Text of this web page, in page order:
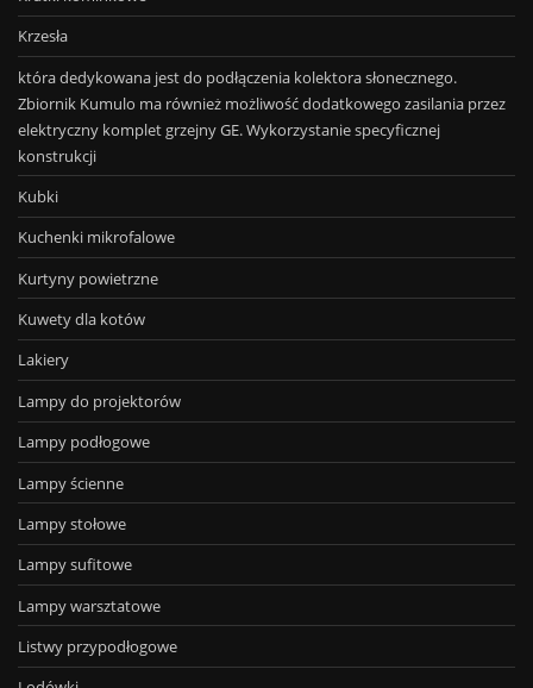
Krzesła
która dedykowana jest do podłączenia kolektora słonecznego.
Zbiornik Kumulo ma również możliwość dodatkowego zasilania przez
elektryczny komplet grzejny GE. Wykorzystanie specyficznej
konstrukcji
Kubki
Kuchenki mikrofalowe
Kurtyny powietrzne
Kuwety dla kotów
Lakiery
Lampy do projektorów
Lampy podłogowe
Lampy ścienne
Lampy stołowe
Lampy sufitowe
Lampy warsztatowe
Listwy przypodłogowe